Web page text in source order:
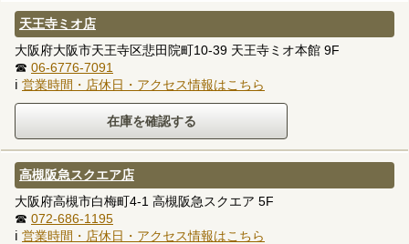
天王寺ミオ店
大阪府大阪市天王寺区悲田院町10-39 天王寺ミオ本館 9F
☎ 06-6776-7091
ℹ 営業時間・店休日・アクセス情報はこちら
高槻阪急スクエア店
大阪府高槻市白梅町4-1 高槻阪急スクエア 5F
☎ 072-686-1195
ℹ 営業時間・店休日・アクセス情報はこちら